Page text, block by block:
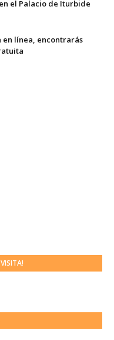
el Palacio de Iturbide
línea, encontrarás